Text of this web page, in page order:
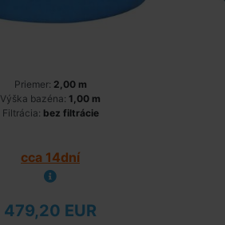
Priemer: 2,00 m
Výška bazéna: 1,00 m
Filtrácia: bez filtrácie
cca 14dní
479,20 EUR